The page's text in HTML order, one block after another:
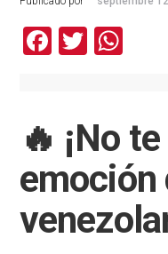
Facebook
Twitter
🔥 ¡No
emoción